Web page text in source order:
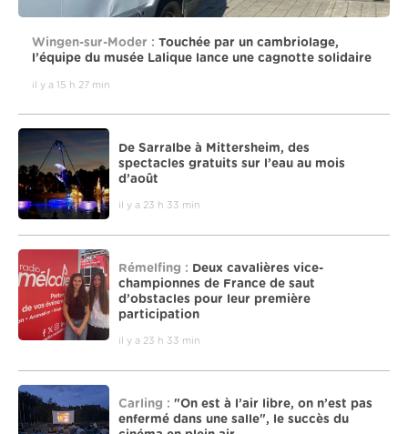
Wingen-sur-Moder : Touchée par un cambriolage,
l’équipe du musée Lalique lance une cagnotte solidaire
il y a 15 h 27 min
De Sarralbe à Mittersheim, des
spectacles gratuits sur l’eau au mois
d’août
il y a 23 h 33 min
Rémelfing : Deux cavalières vice-
championnes de France de saut
d’obstacles pour leur première
participation
il y a 23 h 33 min
Carling : "On est à l’air libre, on n’est pas
enfermé dans une salle", le succès du